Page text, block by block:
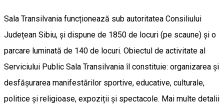
Sala Transilvania funcționează sub autoritatea Consiliului
Județean Sibiu, și dispune de 1850 de locuri (pe scaune) și o
parcare luminată de 140 de locuri. Obiectul de activitate al
Serviciului Public Sala Transilvania îl constituie: organizarea și
desfășurarea manifestărilor sportive, educative, culturale,
politice și religioase, expoziții și spectacole. Mai multe detalii